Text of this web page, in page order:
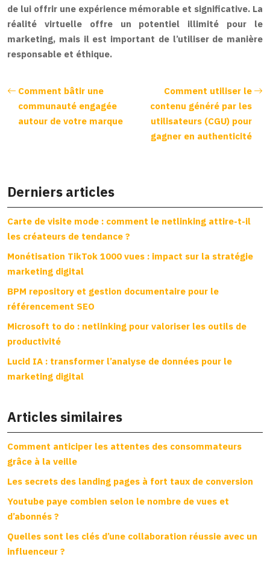
de lui offrir une expérience mémorable et significative. La
réalité virtuelle offre un potentiel illimité pour le
marketing, mais il est important de l’utiliser de manière
responsable et éthique.
Comment bâtir une
communauté engagée
autour de votre marque
Comment utiliser le
contenu généré par les
utilisateurs (CGU) pour
gagner en authenticité
Derniers articles
Carte de visite mode : comment le netlinking attire-t-il
les créateurs de tendance ?
Monétisation TikTok 1000 vues : impact sur la stratégie
marketing digital
BPM repository et gestion documentaire pour le
référencement SEO
Microsoft to do : netlinking pour valoriser les outils de
productivité
Lucid IA : transformer l’analyse de données pour le
marketing digital
Articles similaires
Comment anticiper les attentes des consommateurs
grâce à la veille
Les secrets des landing pages à fort taux de conversion
Youtube paye combien selon le nombre de vues et
d’abonnés ?
Quelles sont les clés d’une collaboration réussie avec un
influenceur ?